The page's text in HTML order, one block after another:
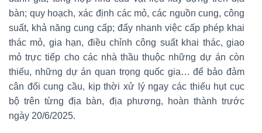
bàn; quy hoạch, xác định các mỏ, các nguồn cung, công
suất, khả năng cung cấp; đẩy nhanh việc cấp phép khai
thác mỏ, gia hạn, điều chỉnh công suất khai thác, giao
mỏ trực tiếp cho các nhà thầu thuộc những dự án còn
thiếu, những dự án quan trọng quốc gia… để bảo đảm
cân đối cung cầu, kịp thời xử lý ngay các thiếu hụt cục
bộ trên từng địa bàn, địa phương, hoàn thành trước
ngày 20/6/2025.